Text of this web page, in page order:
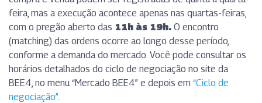
feira, mas a execução acontece apenas nas quartas-feiras,
com o pregão aberto das 11h às 19h. O encontro
(matching) das ordens ocorre ao longo desse período,
conforme a demanda do mercado. Você pode consultar os
horários detalhados do ciclo de negociação no site da
BEE4, no menu “Mercado BEE4” e depois em “Ciclo de
negociação”.